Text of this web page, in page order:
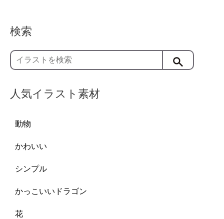
検索
人気イラスト素材
動物
かわいい
シンプル
かっこいいドラゴン
花